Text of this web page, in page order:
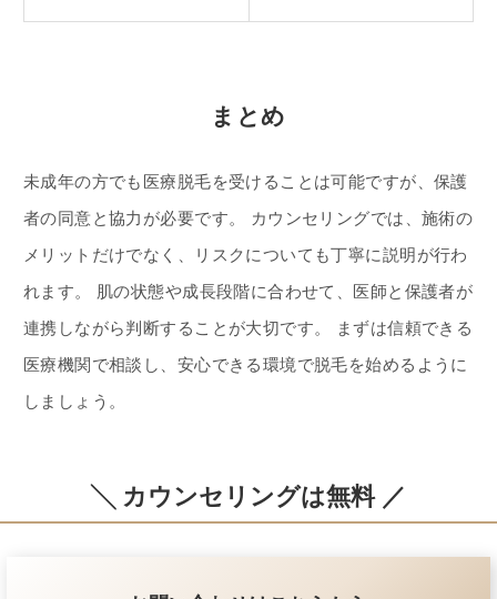
まとめ
未成年の方でも医療脱毛を受けることは可能ですが、保護
者の同意と協力が必要です。 カウンセリングでは、施術の
メリットだけでなく、リスクについても丁寧に説明が行わ
れます。 肌の状態や成長段階に合わせて、医師と保護者が
連携しながら判断することが大切です。 まずは信頼できる
医療機関で相談し、安心できる環境で脱毛を始めるように
しましょう。
╲ カウンセリングは無料 ／